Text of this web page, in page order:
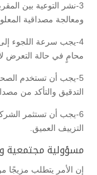
3-نشر التوعية بين
ومعالجة مصداقية
4-يجب سرعة اللجوء
محامٍ في حالة التعرض
5-يجب أن تستخدم
التدقيق والتأكد من
6-يجب أن تستثمر
التزييف العميق.
مسؤولية مجتمعية
إن الأمر يتطلب مزيجًا